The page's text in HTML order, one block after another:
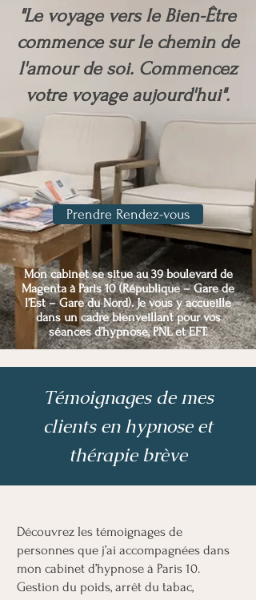
"Le voyage vers le Bien-Être
commence sur le chemin de
l'amour de soi. Commencez
votre voyage aujourd'hui".​
Prendre Rendez-vous
Mon cabinet se situe au 39 boulevard de
Magenta à Paris 10 (République – Gare de
l’Est – Gare du Nord). Je vous y accueille
dans un cadre bienveillant pour vos
séances d’hypnose, PNL et EFT.
Témoignages de mes
clients en hypnose et
thérapie brève
Découvrez les témoignages de
personnes que j’ai accompagnées dans
mon cabinet d’hypnose à Paris 10.
Gestion du poids, arrêt du tabac,